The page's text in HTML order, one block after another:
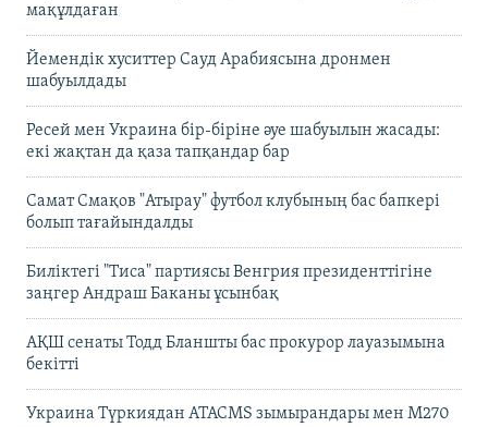
мақұлдаған
Йемендік хуситтер Сауд Арабиясына дронмен
шабуылдады
Ресей мен Украина бір-біріне әуе шабуылын жасады:
екі жақтан да қаза тапқандар бар
Самат Смақов "Атырау" футбол клубының бас бапкері
болып тағайындалды
Биліктегі "Тиса" партиясы Венгрия президенттігіне
заңгер Андраш Баканы ұсынбақ
АҚШ сенаты Тодд Бланшты бас прокурор лауазымына
бекітті
Украина Түркиядан ATACMS зымырандары мен M270